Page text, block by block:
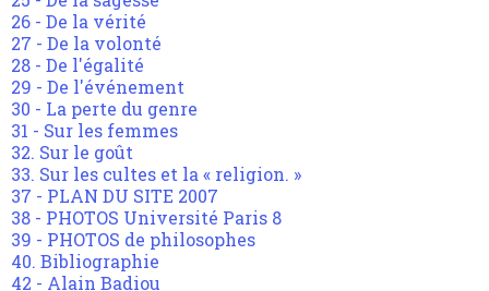
26 - De la vérité
27 - De la volonté
28 - De l'égalité
29 - De l'événement
30 - La perte du genre
31 - Sur les femmes
32. Sur le goût
33. Sur les cultes et la « religion. »
37 - PLAN DU SITE 2007
38 - PHOTOS Université Paris 8
39 - PHOTOS de philosophes
40. Bibliographie
42 - Alain Badiou